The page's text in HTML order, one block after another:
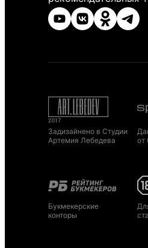
Задизайнено в Студии
Артемия Лебедева
от
Букмекерские
конторы